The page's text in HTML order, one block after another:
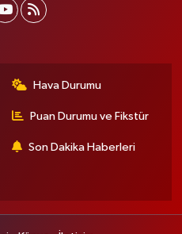
Hava Durumu
Puan Durumu ve Fikstür
Son Dakika Haberleri